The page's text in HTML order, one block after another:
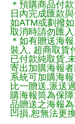
＊預購商品付
日內完成匯款
如ATM或劃撥
取消時請勿匯
＊如有贈送海
裝入, 超商取貨
已付款純取貨,
寄出加購海報
系統可加購海
比一贈送,派送
購海報筒為保
品贈送之海報
凹損,恕無法更